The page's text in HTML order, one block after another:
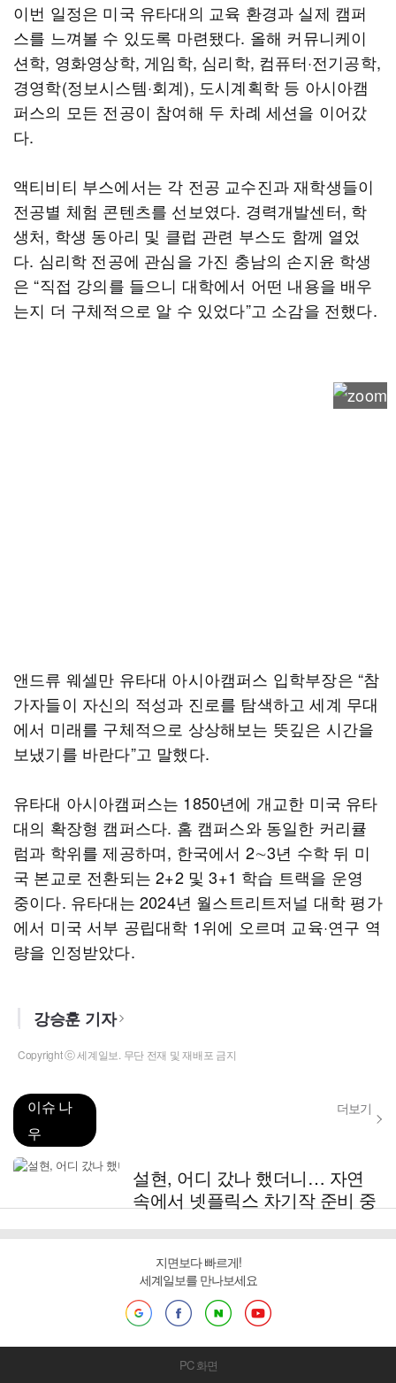
이번 일정은 미국 유타대의 교육 환경과 실제 캠퍼
스를 느껴볼 수 있도록 마련됐다. 올해 커뮤니케이
션학, 영화영상학, 게임학, 심리학, 컴퓨터·전기공학,
경영학(정보시스템·회계), 도시계획학 등 아시아캠
퍼스의 모든 전공이 참여해 두 차례 세션을 이어갔
다.
액티비티 부스에서는 각 전공 교수진과 재학생들이
전공별 체험 콘텐츠를 선보였다. 경력개발센터, 학
생처, 학생 동아리 및 클럽 관련 부스도 함께 열었
다. 심리학 전공에 관심을 가진 충남의 손지윤 학생
은 “직접 강의를 들으니 대학에서 어떤 내용을 배우
는지 더 구체적으로 알 수 있었다”고 소감을 전했다.
앤드류 웨셀만 유타대 아시아캠퍼스 입학부장은 “참
가자들이 자신의 적성과 진로를 탐색하고 세계 무대
에서 미래를 구체적으로 상상해보는 뜻깊은 시간을
보냈기를 바란다”고 말했다.
유타대 아시아캠퍼스는 1850년에 개교한 미국 유타
대의 확장형 캠퍼스다. 홈 캠퍼스와 동일한 커리큘
럼과 학위를 제공하며, 한국에서 2∼3년 수학 뒤 미
국 본교로 전환되는 2+2 및 3+1 학습 트랙을 운영
중이다. 유타대는 2024년 월스트리트저널 대학 평가
에서 미국 서부 공립대학 1위에 오르며 교육·연구 역
량을 인정받았다.
강승훈 기자
Copyright ⓒ 세계일보. 무단 전재 및 재배포 금지
이슈 나
우
더보기
설현, 어디 갔나 했더니… 자연
속에서 넷플릭스 차기작 준비 중
지면보다 빠르게!
세계일보를 만나보세요
PC 화면